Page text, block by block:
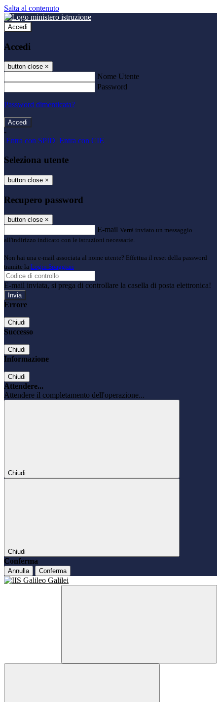
Salta al contenuto
Accedi
Accedi
button close ×
Nome Utente
Password
Password dimenticata?
-
Entra con SPID Entra con CIE
Seleziona utente
button close ×
Recupero password
button close ×
E-mail Verrà inviato un messaggio
all'indirizzo indicato con le istruzioni necessarie.
Non hai una e-mail associata al nome utente? Effettua il reset della password
tramite la Login Spaggiari
E-mail inviata, si prega di controllare la casella di posta elettronica!
Errore
Chiudi
Successo
Chiudi
Informazione
Chiudi
Attendere...
Attendere il completamento dell'operazione...
Chiudi
Chiudi
Conferma
Annulla Conferma